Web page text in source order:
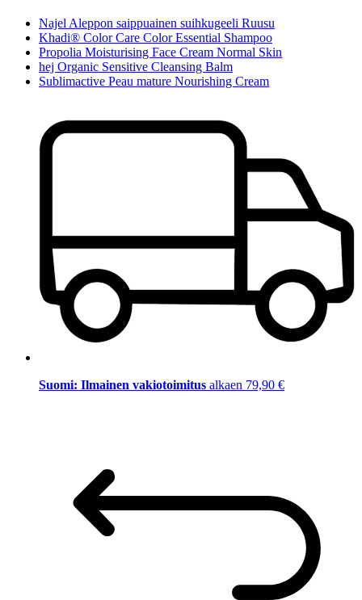
Najel Aleppon saippuainen suihkugeeli Ruusu
Khadi® Color Care Color Essential Shampoo
Propolia Moisturising Face Cream Normal Skin
hej Organic Sensitive Cleansing Balm
Sublimactive Peau mature Nourishing Cream
Suomi: Ilmainen vakiotoimitus alkaen 79,90 €